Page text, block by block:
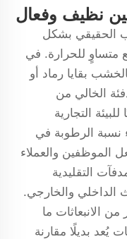
نظيف وفعال
الحقيقي بشكل
متساوٍ للحرارة. في
بقايا رماد أو
الخالي من
التجارية
نسبة الرطوبة في
الموظفين والعملاء
التقليدية
الداخلي والخارجي.
الانبعاثات ما
يُعد بديلًا مقارنة